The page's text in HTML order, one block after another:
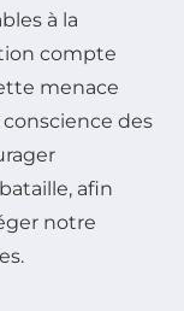
à la
compte
menace
des
afin
notre